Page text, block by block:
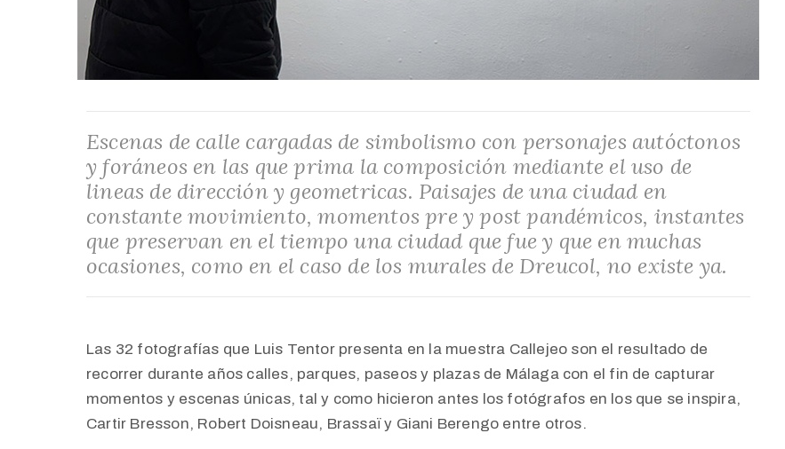
Escenas de calle cargadas de simbolismo con personajes autóctonos
y foráneos en las que prima la composición mediante el uso de
lineas de dirección y geometricas. Paisajes de una ciudad en
constante movimiento, momentos pre y post pandémicos, instantes
que preservan en el tiempo una ciudad que fue y que en muchas
ocasiones, como en el caso de los murales de Dreucol, no existe ya.
Las 32 fotografías que Luis Tentor presenta en la muestra Callejeo son el resultado de
recorrer durante años calles, parques, paseos y plazas de Málaga con el fin de capturar
momentos y escenas únicas, tal y como hicieron antes los fotógrafos en los que se inspira,
Cartir Bresson, Robert Doisneau, Brassaï y Giani Berengo entre otros.